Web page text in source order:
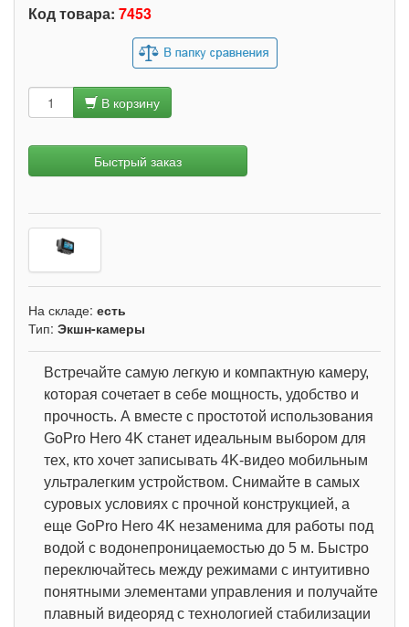
Код товара: 7453
В корзину
Быстрый заказ
На складе: есть
Тип: Экшн-камеры
Встречайте самую легкую и компактную камеру,
которая сочетает в себе мощность, удобство и
прочность. А вместе с простотой использования
GoPro Hero 4K станет идеальным выбором для
тех, кто хочет записывать 4K-видео мобильным
ультралегким устройством. Снимайте в самых
суровых условиях с прочной конструкцией, а
еще GoPro Hero 4K незаменима для работы под
водой с водонепроницаемостью до 5 м. Быстро
переключайтесь между режимами с интуитивно
понятными элементами управления и получайте
плавный видеоряд с технологией стабилизации